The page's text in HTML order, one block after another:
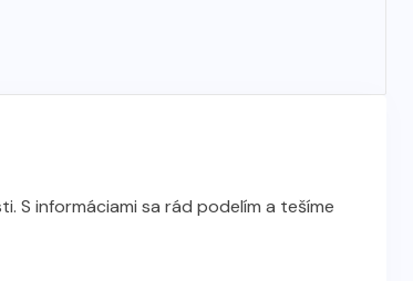
S informáciami sa rád podelím a tešíme